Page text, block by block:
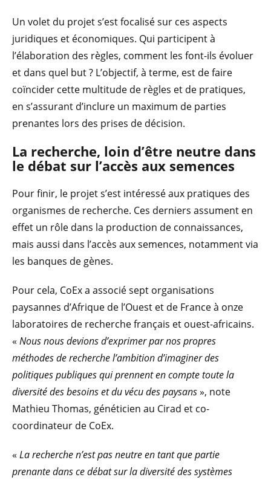
Un volet du projet s’est focalisé sur ces aspects
juridiques et économiques. Qui participent à
l’élaboration des règles, comment les font-ils évoluer
et dans quel but ? L’objectif, à terme, est de faire
coïncider cette multitude de règles et de pratiques,
en s’assurant d’inclure un maximum de parties
prenantes lors des prises de décision.
La recherche, loin d’être neutre dans
le débat sur l’accès aux semences
Pour finir, le projet s’est intéressé aux pratiques des
organismes de recherche. Ces derniers assument en
effet un rôle dans la production de connaissances,
mais aussi dans l’accès aux semences, notamment via
les banques de gènes.
Pour cela, CoEx a associé sept organisations
paysannes d’Afrique de l’Ouest et de France à onze
laboratoires de recherche français et ouest-africains.
« Nous nous devions d’exprimer par nos propres
méthodes de recherche l’ambition d’imaginer des
politiques publiques qui prennent en compte toute la
diversité des besoins et du vécu des paysans», note
Mathieu Thomas, généticien au Cirad et co-
coordinateur de CoEx.
« La recherche n’est pas neutre en tant que partie
prenante dans ce débat sur la diversité des systèmes